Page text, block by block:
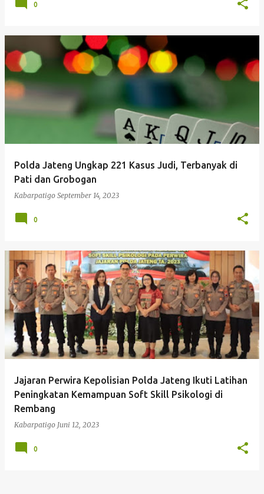
0
Polda Jateng Ungkap 221 Kasus Judi, Terbanyak di
Pati dan Grobogan
Kabarpatigo September 14, 2023
0
Jajaran Perwira Kepolisian Polda Jateng Ikuti Latihan
Peningkatan Kemampuan Soft Skill Psikologi di
Rembang
Kabarpatigo Juni 12, 2023
0